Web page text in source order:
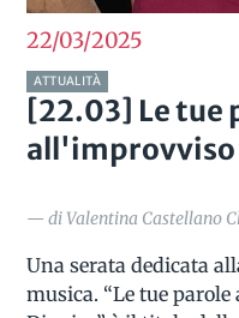
22/032025
ATTUALITÀ
[22.03] Le tue
all'improvviso
— di Valentina Castellano
Una serata dedicata
musica. “Le tue